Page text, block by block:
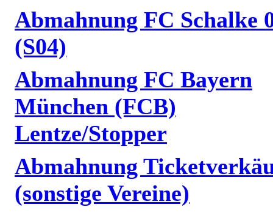
Abmahnung FC Schalke
(S04)
Abmahnung FC Bayern
München (FCB)
Lentze/Stopper
Abmahnung
(sonstige Vereine)